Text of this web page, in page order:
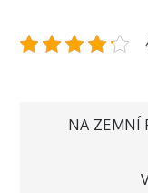
NA ZEMNÍ